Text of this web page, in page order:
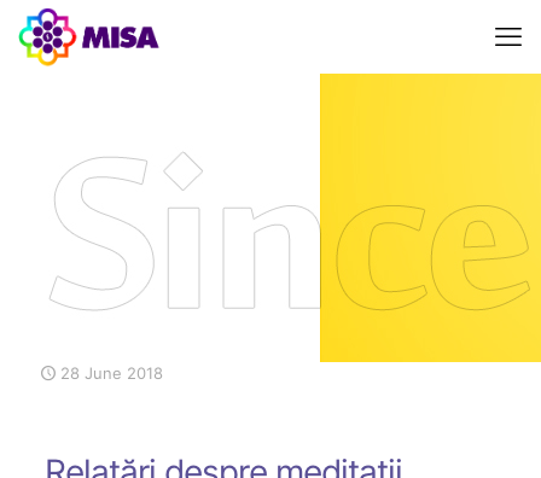
28 June 2018